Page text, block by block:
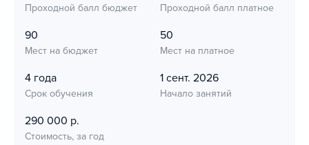
Проходной балл бюджет Проходной балл платное
90
Мест на бюджет
50
Мест на платное
4 года
Срок обучения
1 сент. 2026
Начало занятий
290 000 р.
Стоимость, за год